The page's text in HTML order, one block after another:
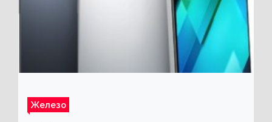
Железо